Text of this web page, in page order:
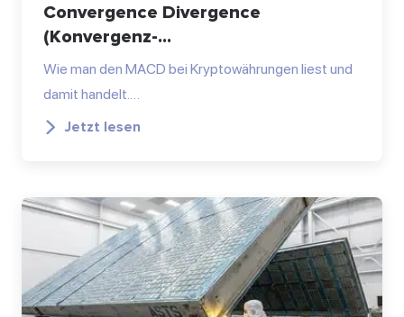
Convergence Divergence
(Konvergenz-...
Wie man den MACD bei Kryptowährungen liest und
damit handelt.…
Jetzt lesen